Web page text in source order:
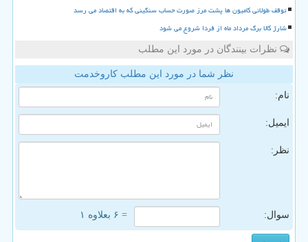
توقف طولانی کامیون ها پشت مرز صورت حساب سنگینی که به اقتصاد می رسد
شارژ کالا برگ مرداد ماه از فردا شروع می شود
نظرات بینندگان در مورد این مطلب
نظر شما در مورد این مطلب کاروخدمت
نام:
ایمیل:
نظر:
سوال: = ۶ بعلاوه ۱